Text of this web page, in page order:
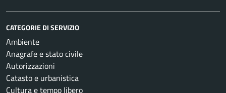
CATEGORIE DI SERVIZIO
Ambiente
Anagrafe e stato civile
Autorizzazioni
Catasto e urbanistica
Cultura e tempo libero